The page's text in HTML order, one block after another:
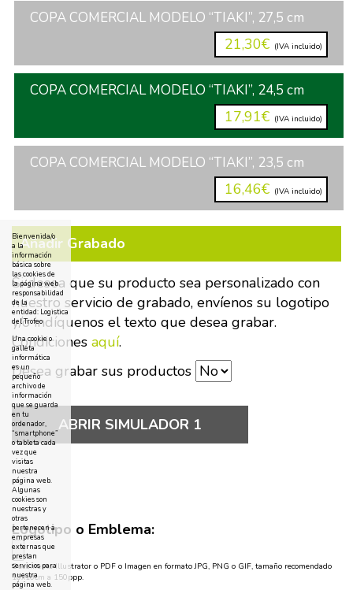
COPA COMERCIAL MODELO “TIAKI”, 27,5 cm
21,30€ (IVA incluido)
COPA COMERCIAL MODELO “TIAKI”, 24,5 cm
17,91€ (IVA incluido)
COPA COMERCIAL MODELO “TIAKI”, 23,5 cm
16,46€ (IVA incluido)
Añadir Grabado
Si desea que su producto sea personalizado con
nuestro servicio de grabado, envíenos su logotipo
y/o indíquenos el texto que desea grabar.
Condiciones aquí.
Desea grabar sus productos
ABRIR SIMULADOR 1
Logotipo o Emblema:
Documento Illustrator o PDF o Imagen en formato JPG, PNG o GIF, tamaño recomendado
10x10cm a 150ppp.
Bienvenida/o
a la
información
básica sobre
las cookies de
la página web
responsabilidad
de la
entidad: Logistica
del Trofeo
Una cookie o
galleta
informática
es un
pequeño
archivo de
información
que se guarda
en tu
ordenador,
“smartphone”
o tableta cada
vez que
visitas
nuestra
página web.
Algunas
cookies son
nuestras y
otras
pertenecen a
empresas
externas que
prestan
servicios para
nuestra
página web.